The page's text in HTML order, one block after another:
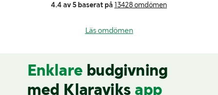
4.4 av 5 baserat på 13428 omdömen
Läs omdömen
Enklare budgivning
med Klaraviks app